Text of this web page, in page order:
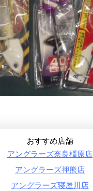
おすすめ店舗
アングラーズ奈良橿原店
アングラーズ押熊店
アングラーズ寝屋川店